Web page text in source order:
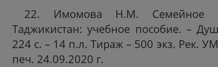
22. Имомова Н.М. Семейное
Таджикистан: учебное пособие. –
224 с. – 14 п.л. Тираж – 500 экз. Рек.
печ. 24.09.2020 г.